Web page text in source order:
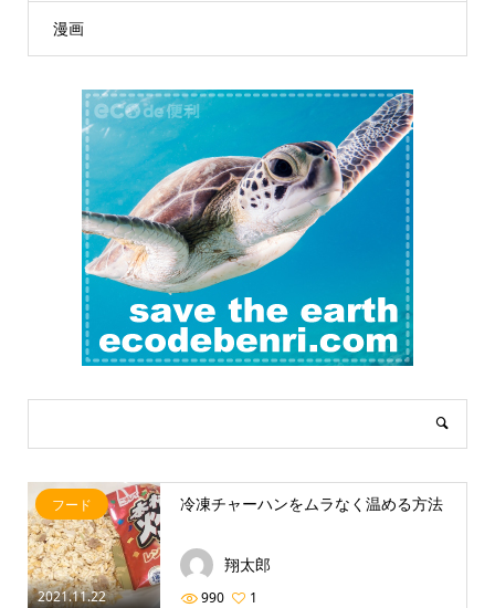
漫画
2021.11.22
フード 冷凍チャーハンをムラなく温める方法
翔太郎
990 1